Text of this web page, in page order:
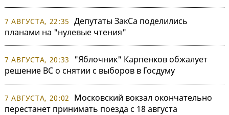
7 АВГУСТА, 22:35 Депутаты ЗакСа поделились
планами на "нулевые чтения"
7 АВГУСТА, 20:33
"Яблочник" Карпенков обжалует
решение ВС о снятии с выборов в Госдуму
7 АВГУСТА, 20:02
Московский вокзал окончательно
перестанет принимать поезда с 18 августа